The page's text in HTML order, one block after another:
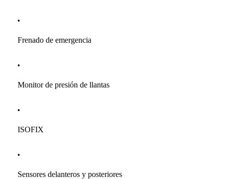
Frenado de emergencia
Monitor de presión de llantas
ISOFIX
Sensores delanteros y posteriores